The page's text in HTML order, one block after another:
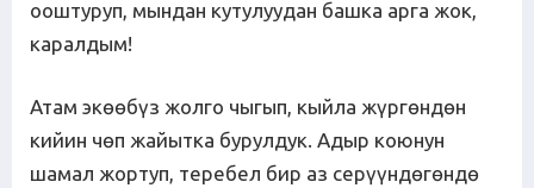
ооштуруп, мындан кутулуудан башка арга жок,
каралдым!
Атам экөөбүз жолго чыгып, кыйла жүргөндөн
кийин чөп жайытка бурулдук. Адыр коюнун
шамал жортуп, теребел бир аз серүүндөгөндө